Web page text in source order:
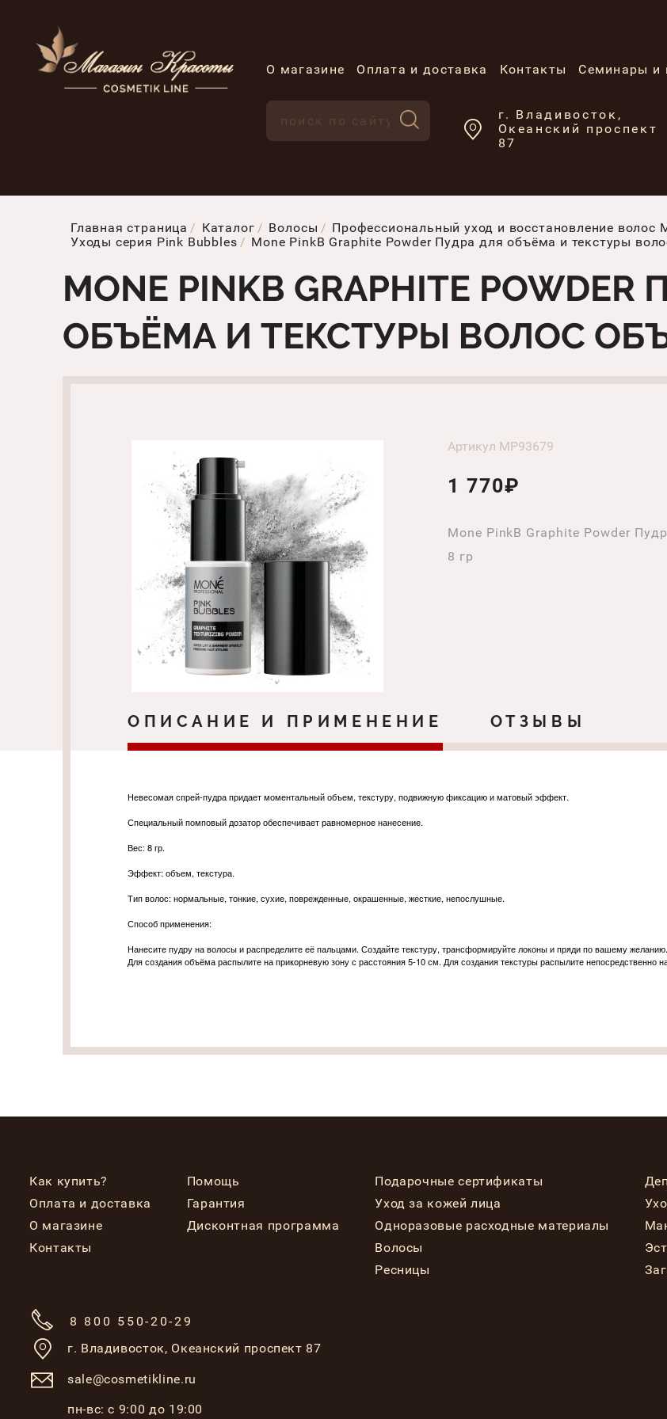
О магазине Оплата и доставка Контакты Семинары и
г. Владивосток,
Океанский проспект
87
Главная страница Каталог Волосы
Профессиональный уход и восстановление волос
Уходы серия Pink Bubbles
Mone PinkB Graphite Powder Пудра для объёма и текстуры
MONE PINKB GRAPHITE
ОБЪЁМА И ТЕКСТУРЫ ВОЛОС
Артикул MP93679
1 770₽
Mone PinkB Graphite Powder
8 гр
ОПИСАНИЕ И ПРИМЕНЕНИЕ ОТЗЫВЫ
Невесомая спрей-пудра придает моментальный объем, текстуру, подвижную фиксацию и матовый эффект.
Специальный помповый дозатор обеспечивает равномерное нанесение.
Вес: 8 гр.
Эффект: объем, текстура.
Тип волос: нормальные, тонкие, сухие, поврежденные, окрашенные, жесткие, непослушные.
Способ применения:
Нанесите пудру на волосы и распределите её пальцами. Создайте текстуру, трансформируйте локоны и пряди по вашему
Для создания объёма распылите на прикорневую зону с расстояния 5-10 см. Для создания текстуры распылите непосредственно
Как купить?
Оплата и доставка
О магазине
Контакты
Помощь
Гарантия
Дисконтная программа
Подарочные сертификаты
Уход за кожей лица
Одноразовые расходные материалы
Волосы
Ресницы
8 800 550-20-29
г. Владивосток, Океанский проспект 87
sale@cosmetikline.ru
пн-вс: с 9:00 до 19:00